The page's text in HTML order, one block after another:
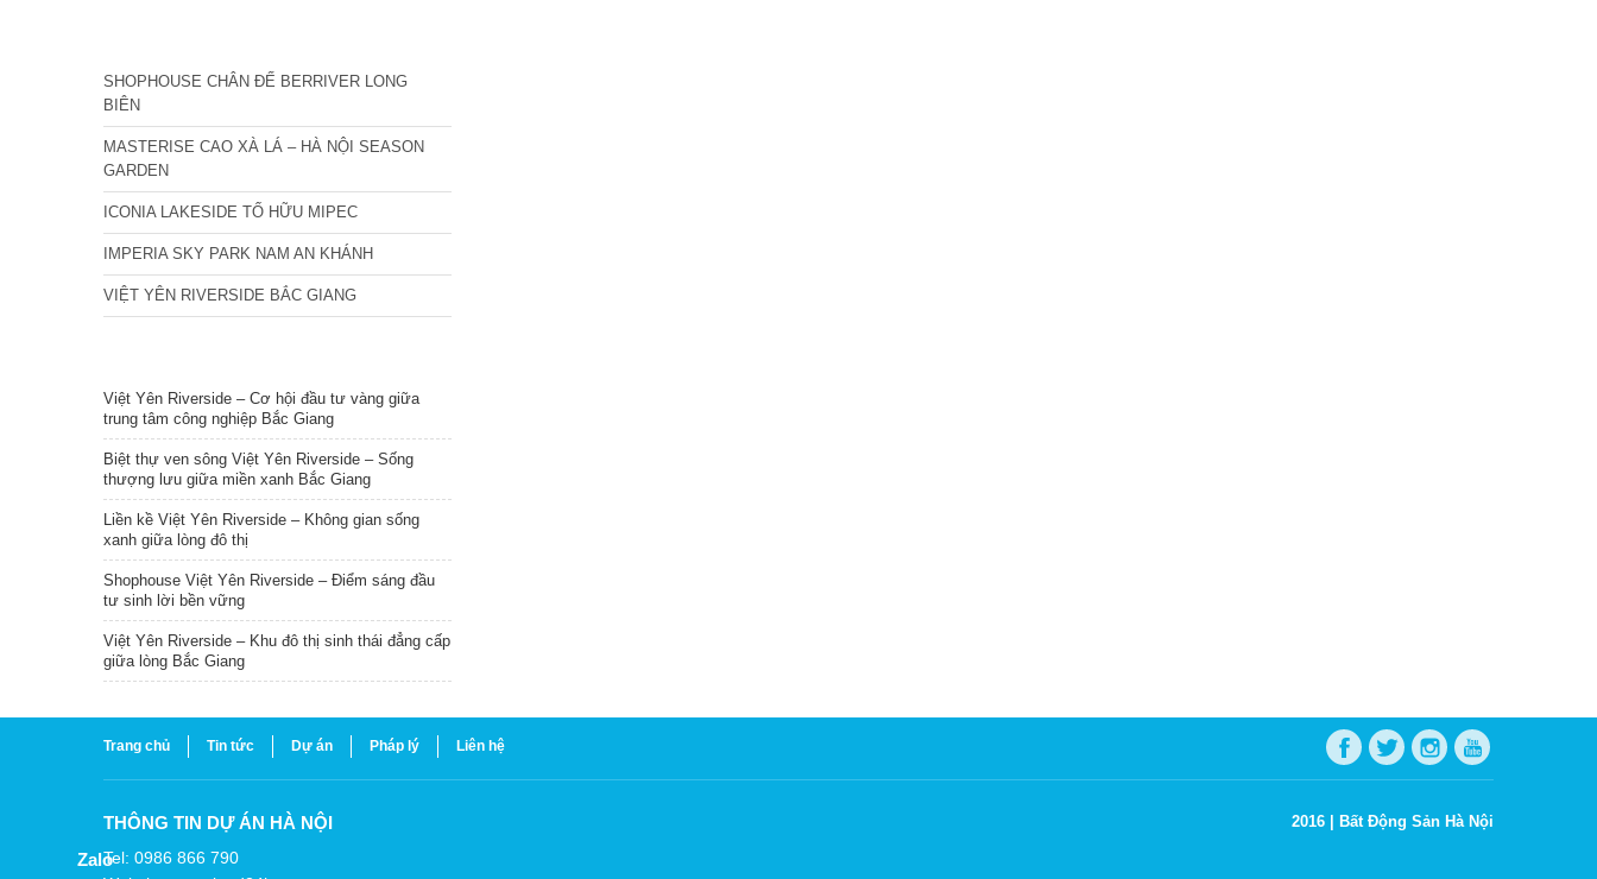
SHOPHOUSE CHÂN ĐẾ BERRIVER LONG
BIÊN
MASTERISE CAO XÀ LÁ – HÀ NỘI SEASON
GARDEN
ICONIA LAKESIDE TỐ HỮU MIPEC
IMPERIA SKY PARK NAM AN KHÁNH
VIỆT YÊN RIVERSIDE BẮC GIANG
Việt Yên Riverside – Cơ hội đầu tư vàng giữa
trung tâm công nghiệp Bắc Giang
Biệt thự ven sông Việt Yên Riverside – Sống
thượng lưu giữa miền xanh Bắc Giang
Liền kề Việt Yên Riverside – Không gian sống
xanh giữa lòng đô thị
Shophouse Việt Yên Riverside – Điểm sáng đầu
tư sinh lời bền vững
Việt Yên Riverside – Khu đô thị sinh thái đẳng cấp
giữa lòng Bắc Giang
Trang chủ Tin tức Dự án Pháp lý Liên hệ
THÔNG TIN DỰ ÁN HÀ NỘI
Tel: 0986 866 790
2016 | Bất Động Sản Hà Nội
Zalo